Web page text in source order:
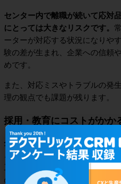
センター内で離職が続いて応対
にとっては大きなリスクです。
ーターが対応する状況になりや
験の差が生まれ、企業への信頼
めです。
また、対応ミスやトラブルの発
理の観点でも課題が残ります。
採用・教育にコストがかか
企業にとって、離職率が高まっ
ことも、大きなリスクといえるで
工数、研修のための教育コスト
の費用と労力がかかります。短